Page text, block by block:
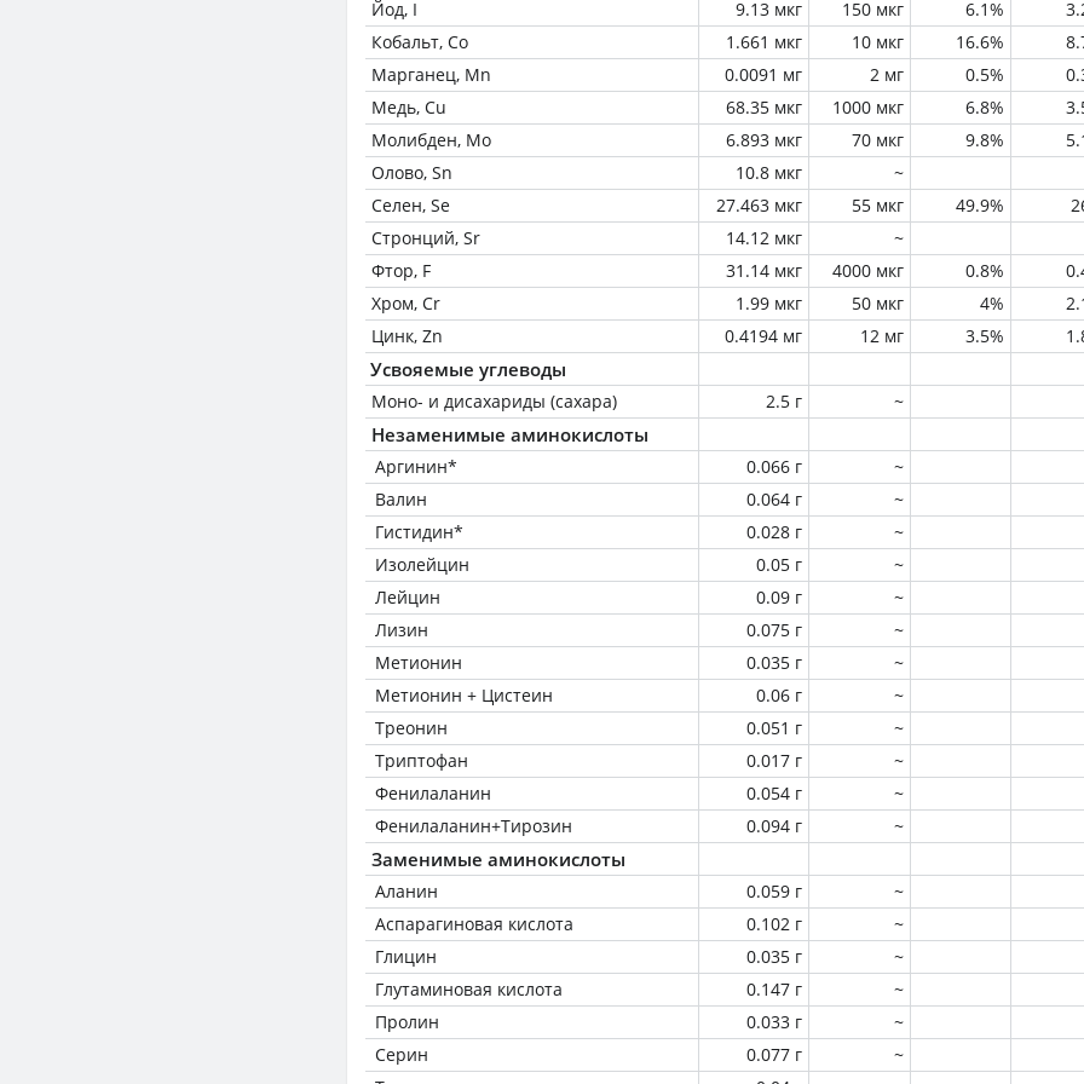
Йод, I 9.13 мкг 150 мкг 6.1%
Кобальт, Co
1.661 мкг 10 мкг 16.6%
Марганец, Mn
0.0091 мг 2 мг 0.5%
Медь, Cu
68.35 мкг 1000 мкг 6.8%
Молибден, Mo
6.893 мкг 70 мкг 9.8%
Олово, Sn
10.8 мкг
~
Селен, Se
27.463 мкг 55 мкг 49.9%
Стронций, Sr
14.12 мкг
~
Фтор, F
31.14 мкг 4000 мкг 0.8%
Хром, Cr
1.99 мкг 50 мкг 4%
Цинк, Zn
0.4194 мг 12 мг 3.5%
Усвояемые углеводы
Моно- и дисахариды (сахара) 2.5 г ~
Незаменимые аминокислоты
Аргинин* 0.066 г
~
Валин
0.064 г
~
Гистидин*
0.028 г
~
Изолейцин
0.05 г
~
Лейцин
0.09 г
~
Лизин
0.075 г
~
Метионин
0.035 г
~
Метионин + Цистеин
0.06 г
~
Треонин
0.051 г
~
Триптофан
0.017 г
~
Фенилаланин
0.054 г
~
Фенилаланин+Тирозин
0.094 г ~
Заменимые аминокислоты
Аланин 0.059 г
~
Аспарагиновая кислота
0.102 г
~
Глицин
0.035 г
~
Глутаминовая кислота
0.147 г
~
Пролин
0.033 г
~
Серин
0.077 г
~